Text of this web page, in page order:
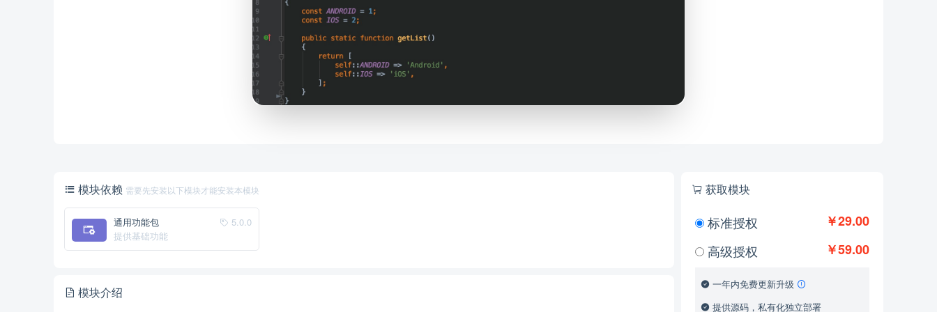
模块依赖 需要先安装以下模块才能安装本模块
5.0.0
通用功能包
提供基础功能
模块介绍
获取模块
￥29.00
标准授权
￥59.00
高级授权
一年内免费更新升级
提供源码，私有化独立部署